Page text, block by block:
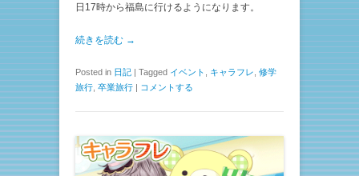
日17時から福島に行けるようになります。
続きを読む →
Posted in 日記 | Tagged イベント キャラフレ 修学
旅行 卒業旅行 | コメントする